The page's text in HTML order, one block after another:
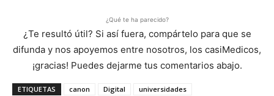
¿Qué te ha parecido?
¿Te resultó útil? Si así fuera, compártelo para que se
difunda y nos apoyemos entre nosotros, los casiMedicos,
¡gracias! Puedes dejarme tus comentarios abajo.
ETIQUETAS canon Digital universidades